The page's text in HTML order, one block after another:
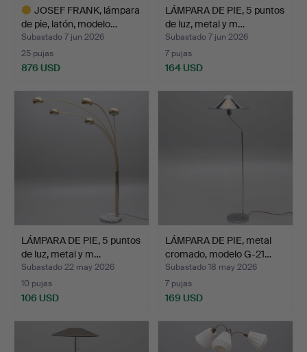
JOSEF FRANK, lámpara
de pie, latón, modelo…
Subastado 7 jun 2026
25 pujas
876 USD
seleccionado
LÁMPARA DE PIE, 5 puntos
de luz, metal y m…
Subastado 7 jun 2026
7 pujas
164 USD
LÁMPARA DE PIE, 5 puntos
de luz, metal y m…
Subastado 22 may 2026
10 pujas
106 USD
LÁMPARA DE PIE, metal
cromado, modelo G-21…
Subastado 18 may 2026
7 pujas
169 USD